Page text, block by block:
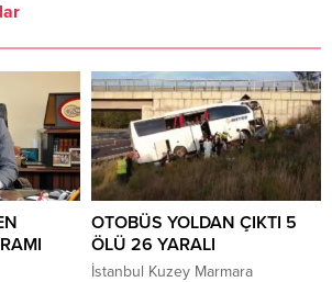
OTOBÜS YOLDAN ÇIKTI 5
ÖLÜ 26 YARALI
İstanbul Kuzey Marmara